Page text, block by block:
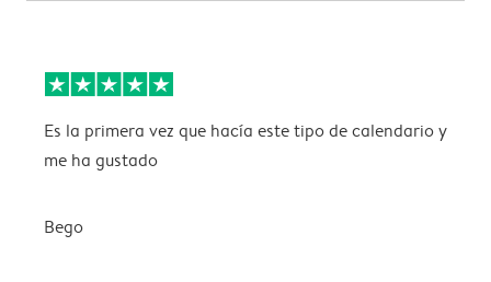
Es la primera vez que hacía este tipo de calendario y
me ha gustado
Bego